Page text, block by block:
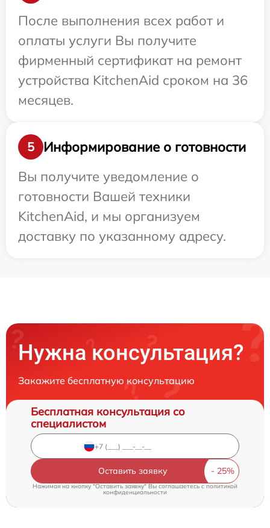
После выполнения всех работ и
оплаты услуги Вы получите
фирменный сертификат на ремонт
устройства KitchenAid сроком на 36
месяцев.
5
Информирование о готовности
Вы получите уведомление о
готовности Вашей техники
KitchenAid, и мы организуем
доставку по указанному адресу.
Нужна консультация?
Закажите бесплатную консультацию
Бесплатная консультация со
специалистом
Оставить заявку
Нажимая на кнопку "Оставить заявку" Вы соглашаетесь cполитикой
конфиденциальности